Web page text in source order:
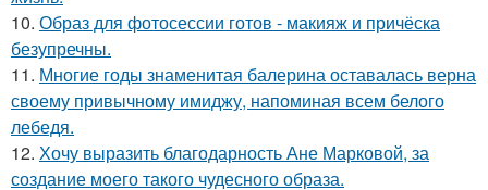
10. Образ для фотосессии готов - макияж и причёска
безупречны.
11. Многие годы знаменитая балерина оставалась верна
своему привычному имиджу, напоминая всем белого
лебедя.
12. Хочу выразить благодарность Ане Марковой, за
создание моего такого чудесного образа.